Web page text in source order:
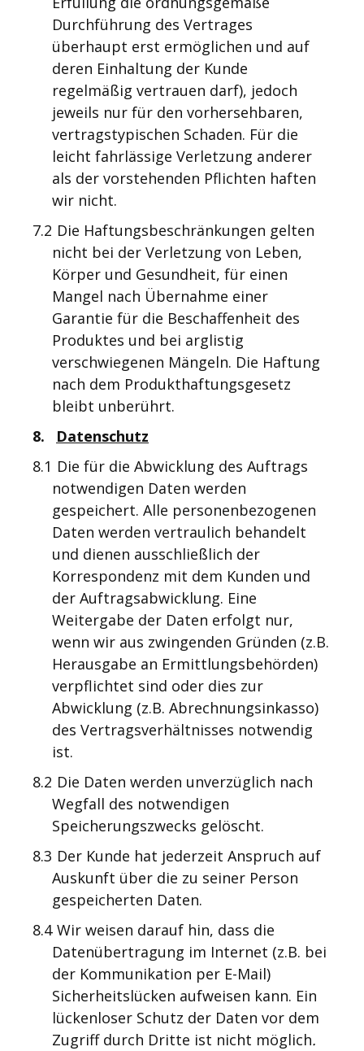
Durchführung des Vertrages
überhaupt erst ermöglichen und auf
deren Einhaltung der Kunde
regelmäßig vertrauen darf), jedoch
jeweils nur für den vorhersehbaren,
vertragstypischen Schaden. Für die
leicht fahrlässige Verletzung anderer
als der vorstehenden Pflichten haften
wir nicht.
7.2 Die Haftungsbeschränkungen gelten
nicht bei der Verletzung von Leben,
Körper und Gesundheit, für einen
Mangel nach Übernahme einer
Garantie für die Beschaffenheit des
Produktes und bei arglistig
verschwiegenen Mängeln. Die Haftung
nach dem Produkthaftungsgesetz
bleibt unberührt.
8.
Datenschutz
8.1 Die für die Abwicklung des Auftrags
notwendigen Daten werden
gespeichert. Alle personenbezogenen
Daten werden vertraulich behandelt
und dienen ausschließlich der
Korrespondenz mit dem Kunden und
der Auftragsabwicklung. Eine
Weitergabe der Daten erfolgt nur,
wenn wir aus zwingenden Gründen (z.B.
Herausgabe an Ermittlungsbehörden)
verpflichtet sind oder dies zur
Abwicklung (z.B. Abrechnungsinkasso)
des Vertragsverhältnisses notwendig
ist.
8.2 Die Daten werden unverzüglich nach
Wegfall des notwendigen
Speicherungszwecks gelöscht.
8.3 Der Kunde hat jederzeit Anspruch auf
Auskunft über die zu seiner Person
gespeicherten Daten.
8.4 Wir weisen darauf hin, dass die
Datenübertragung im Internet (z.B. bei
der Kommunikation per E-Mail)
Sicherheitslücken aufweisen kann. Ein
lückenloser Schutz der Daten vor dem
Zugriff durch Dritte ist nicht möglich.